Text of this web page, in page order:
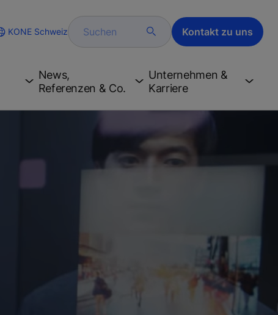
KONE Schweiz Suchen Kontakt zu uns
News,
Referenzen & Co.
Unternehmen &
Karriere